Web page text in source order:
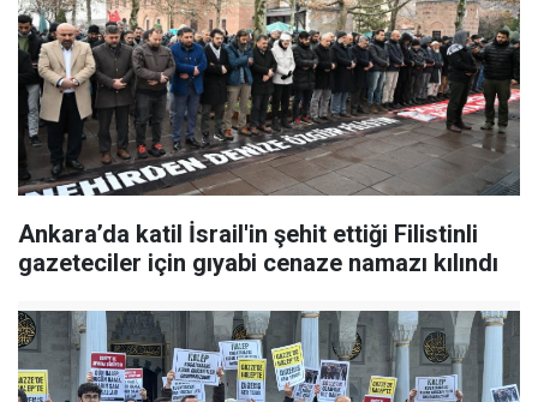
Ankara’da katil İsrail'in şehit ettiği Filistinli
gazeteciler için gıyabi cenaze namazı kılındı